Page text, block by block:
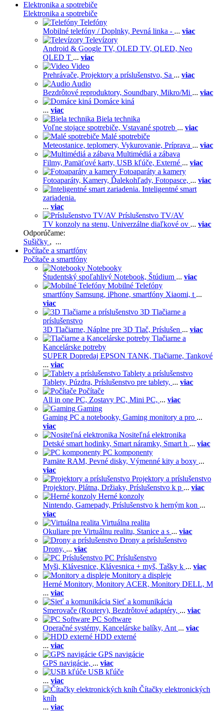
Elektronika a spotrebiče
Elektronika a spotrebiče
Telefóny
Mobilné telefóny / Doplnky, Pevná linka - ... viac
Televízory
Android & Google TV, OLED TV, QLED, Neo
QLED T ... viac
Video
Prehrávače, Projektory a príslušenstvo, Sa ... viac
Audio
Bezdrôtové reproduktory, Soundbary, Mikro/Mi ... viac
Domáce kiná
... viac
Biela technika
Voľne stojace spotrebiče, Vstavané spotreb ... viac
Malé spotrebiče
Meteostanice, teplomery, Vykurovanie, Príprava ... viac
Multimédiá a zábava
Filmy, Pamäťové karty, USB kľúče, Externé ... viac
Fotoaparáty a kamery
Fotoaparáty, Kamery, Ďalekohľady, Fotopasce, ... viac
Inteligentné smart
zariadenia.
... viac
Príslušenstvo TV/AV
TV konzoly na stenu, Univerzálne diaľkové ov ... viac
Odporúčame:
Sušičky , ...
Počítače a smartfóny
Počítače a smartfóny
Notebooky
Študentský spoľahlivý Notebook, Štúdium ... viac
Mobilné Telefóny
smartfóny Samsung, iPhone, smartfóny Xiaomi, t ...
viac
3D Tlačiarne a
príslušenstvo
3D Tlačiarne, Náplne pre 3D Tlač, Príslušen ... viac
Tlačiarne a
Kancelárske potreby
SUPER Dopredaj EPSON TANK, Tlačiarne, Tankové
... viac
Tablety a príslušenstvo
Tablety, Púzdra, Príslušenstvo pre tablety, ... viac
Počítače
All in one PC, Zostavy PC, Mini PC, ... viac
Gaming
Gaming PC a notebooky, Gaming monitory a pro ...
viac
Nositeľná elektronika
Detské smart hodinky, Smart náramky, Smart h ... viac
PC komponenty
Pamäte RAM, Pevné disky, Výmenné kity a boxy ...
viac
Projektory a príslušenstvo
Projektory, Plátna, Držiaky, Príslušenstvo k p ... viac
Herné konzoly
Nintendo, Gamepady, Príslušenstvo k herným kon ...
viac
Virtuálna realita
Okuliare pre Virtuálnu realitu, Stanice a s ... viac
Drony a príslušenstvo
Drony, ... viac
PC Príslušenstvo
Myši, Klávesnice, Klávesnica + myš, Tašky k ... viac
Monitory a displeje
Herné Monitory, Monitory ACER, Monitory DELL, M
... viac
Sieť a komunikácia
Smerovače (Routery), Bezdrôtové adaptéry, ... viac
PC Software
Operačné systémy, Kancelárske balíky, Ant ... viac
HDD externé
... viac
GPS navigácie
GPS navigácie, ... viac
USB kľúče
... viac
Čítačky elektronických
kníh
... viac